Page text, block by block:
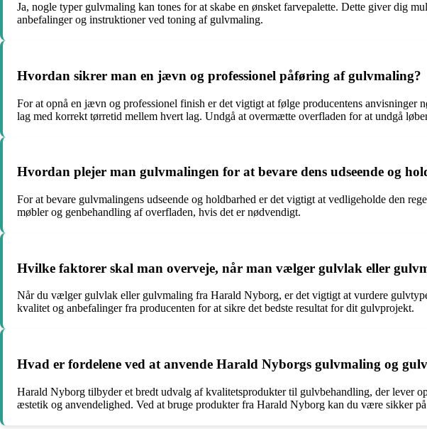
Ja, nogle typer gulvmaling kan tones for at skabe en ønsket farvepalette. Dette giver dig
anbefalinger og instruktioner ved toning af gulvmaling.
Hvordan sikrer man en jævn og professionel påføring af gulvmaling?
For at opnå en jævn og professionel finish er det vigtigt at følge producentens
lag med korrekt tørretid mellem hvert lag. Undgå at overmætte overfladen for at undgå
Hvordan plejer man gulvmalingen for at bevare dens udseende og
For at bevare gulvmalingens udseende og holdbarhed er det vigtigt at vedligeholde den
møbler og genbehandling af overfladen, hvis det er nødvendigt.
Hvilke faktorer skal man overveje, når man vælger gulvlak eller
Når du vælger gulvlak eller gulvmaling fra Harald Nyborg, er det vigtigt at vurdere
kvalitet og anbefalinger fra producenten for at sikre det bedste resultat for dit gulvprojekt.
Hvad er fordelene ved at anvende Harald Nyborgs gulvmaling og
Harald Nyborg tilbyder et bredt udvalg af kvalitetsprodukter til gulvbehandling, der lever
æstetik og anvendelighed. Ved at bruge produkter fra Harald Nyborg kan du være sikker